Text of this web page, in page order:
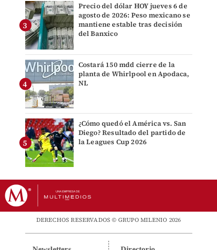
Precio del dólar HOY jueves 6 de
agosto de 2026: Peso mexicano se
mantiene estable tras decisión
del Banxico
Costará 150 mdd cierre de la
planta de Whirlpool en Apodaca,
NL
¿Cómo quedó el América vs. San
Diego? Resultado del partido de
la Leagues Cup 2026
DERECHOS RESERVADOS © GRUPO MILENIO 2026